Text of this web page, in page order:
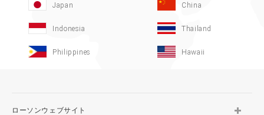
Japan China
Indonesia Thailand
Philippines Hawaii
ローソンウェブサイト